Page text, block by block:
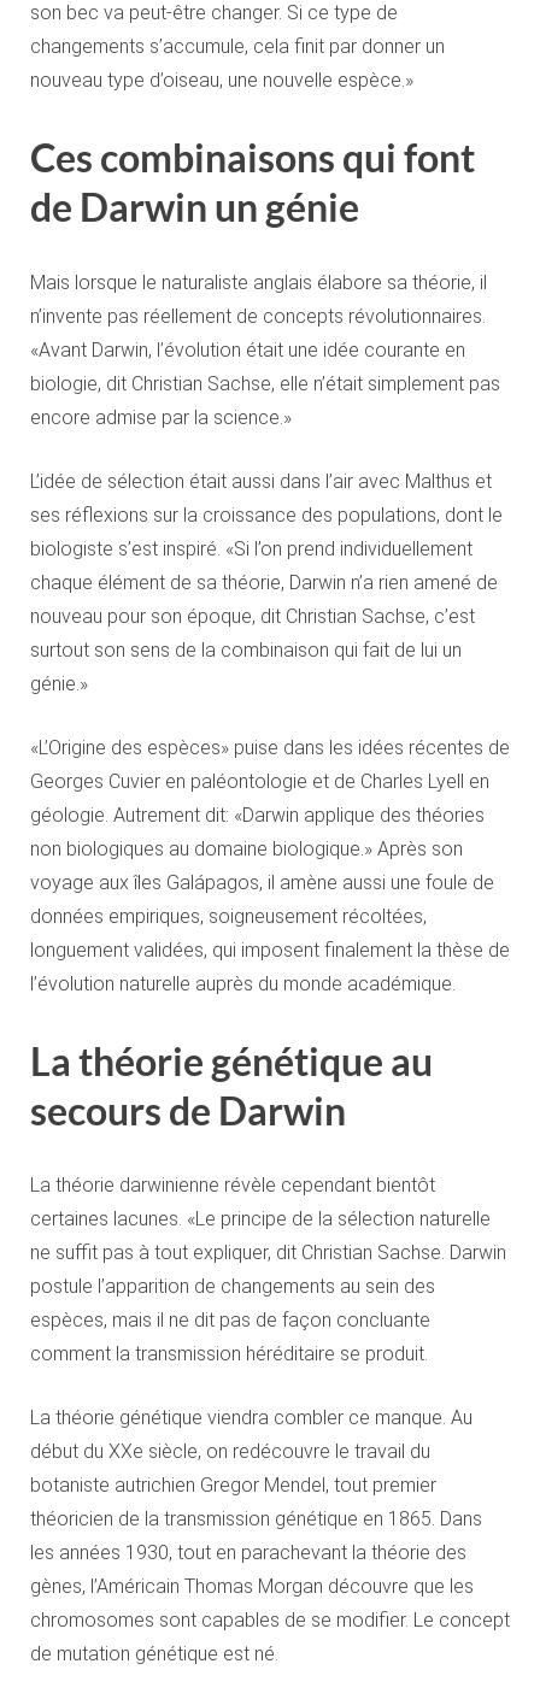
son bec va peut-être changer. Si ce type de
changements s’accumule, cela finit par donner un
nouveau type d’oiseau, une nouvelle espèce.»
Ces combinaisons qui font
de Darwin un génie
Mais lorsque le naturaliste anglais élabore sa théorie, il
n’invente pas réellement de concepts révolutionnaires.
«Avant Darwin, l’évolution était une idée courante en
biologie, dit Christian Sachse, elle n’était simplement pas
encore admise par la science.»
L’idée de sélection était aussi dans l’air avec Malthus et
ses réflexions sur la croissance des populations, dont le
biologiste s’est inspiré. «Si l’on prend individuellement
chaque élément de sa théorie, Darwin n’a rien amené de
nouveau pour son époque, dit Christian Sachse, c’est
surtout son sens de la combinaison qui fait de lui un
génie.»
«L’Origine des espèces» puise dans les idées récentes de
Georges Cuvier en paléontologie et de Charles Lyell en
géologie. Autrement dit: «Darwin applique des théories
non biologiques au domaine biologique.» Après son
voyage aux îles Galápagos, il amène aussi une foule de
données empiriques, soigneusement récoltées,
longuement validées, qui imposent finalement la thèse de
l’évolution naturelle auprès du monde académique.
La théorie génétique au
secours de Darwin
La théorie darwinienne révèle cependant bientôt
certaines lacunes. «Le principe de la sélection naturelle
ne suffit pas à tout expliquer, dit Christian Sachse. Darwin
postule l’apparition de changements au sein des
espèces, mais il ne dit pas de façon concluante
comment la transmission héréditaire se produit.
La théorie génétique viendra combler ce manque. Au
début du XXe siècle, on redécouvre le travail du
botaniste autrichien Gregor Mendel, tout premier
théoricien de la transmission génétique en 1865. Dans
les années 1930, tout en parachevant la théorie des
gènes, l’Américain Thomas Morgan découvre que les
chromosomes sont capables de se modifier. Le concept
de mutation génétique est né.